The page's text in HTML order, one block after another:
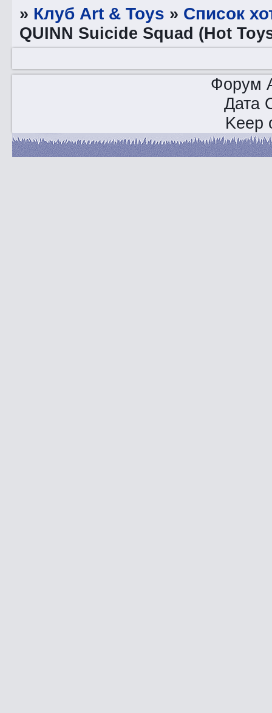
» Клуб Art & Toys » Список
QUINN Suicide Squad (Hot
Форум
Дата
Keep